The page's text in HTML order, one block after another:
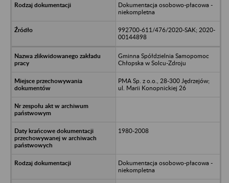
Dokumentacja osobowo-płacowa -
niekompletna
992700-611/476/2020-SAK; 2020-
00144898
Gminna Spółdzielnia Samopomoc
Chłopska w Solcu-Zdroju
PMA Sp. z o.o., 28-300 Jędrzejów;
ul. Marii Konopnickiej 26
1980-2008
Dokumentacja osobowo-płacowa -
niekompletna